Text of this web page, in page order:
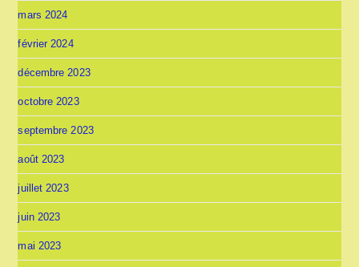
mars 2024
février 2024
décembre 2023
octobre 2023
septembre 2023
août 2023
juillet 2023
juin 2023
mai 2023